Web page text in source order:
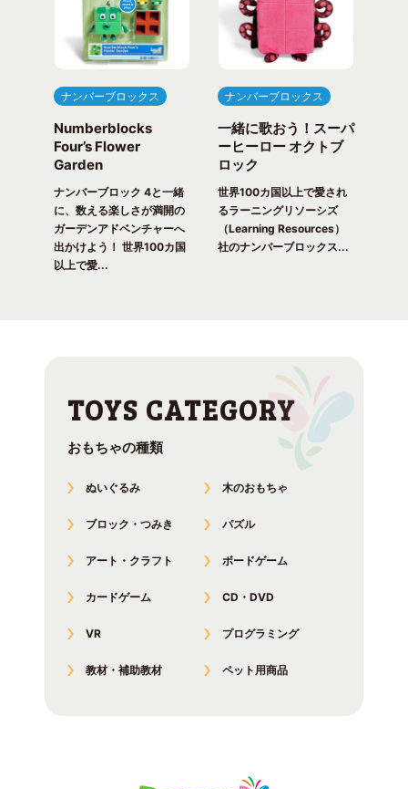
ナンバーブロックス
Numberblocks
Four’s Flower
Garden
ナンバーブロック 4と一緒
に、数える楽しさが満開の
ガーデンアドベンチャーへ
出かけよう！ 世界100カ国
以上で愛...
ナンバーブロックス
一緒に歌おう！スーパ
ーヒーロー オクトブ
ロック
世界100カ国以上で愛され
るラーニングリソーシズ
（Learning Resources）
社のナンバーブロックス...
おもちゃの種類
ぬいぐるみ 木のおもちゃ
ブロック・つみき パズル
アート・クラフト ボードゲーム
カードゲーム CD・DVD
VR プログラミング
教材・補助教材 ペット用商品